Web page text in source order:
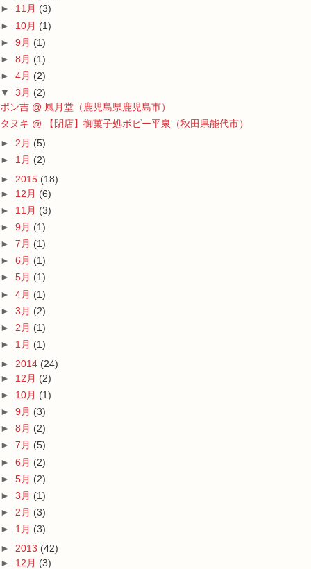
► 11月 (3)
► 10月 (1)
► 9月 (1)
► 8月 (1)
► 4月 (2)
▼ 3月 (2)
ポン吉 @ 風月堂（鹿児島県鹿児島市）
タヌキ @ 【閉店】御菓子処ポピー平泉（秋田県能代市）
► 2月 (5)
► 1月 (2)
► 2015 (18)
► 12月 (6)
► 11月 (3)
► 9月 (1)
► 7月 (1)
► 6月 (1)
► 5月 (1)
► 4月 (1)
► 3月 (2)
► 2月 (1)
► 1月 (1)
► 2014 (24)
► 12月 (2)
► 10月 (1)
► 9月 (3)
► 8月 (2)
► 7月 (5)
► 6月 (2)
► 5月 (2)
► 3月 (1)
► 2月 (3)
► 1月 (3)
► 2013 (42)
► 12月 (3)